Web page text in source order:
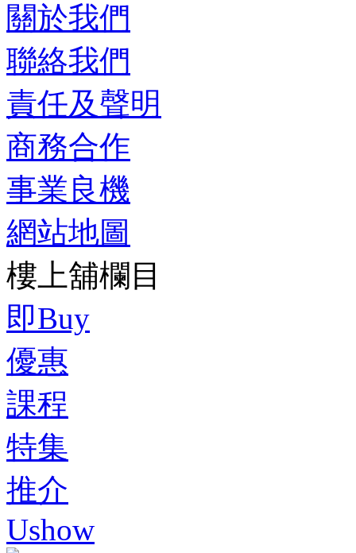
關於我們
聯絡我們
責任及聲明
商務合作
事業良機
網站地圖
樓上舖欄目
即Buy
優惠
課程
特集
推介
Ushow